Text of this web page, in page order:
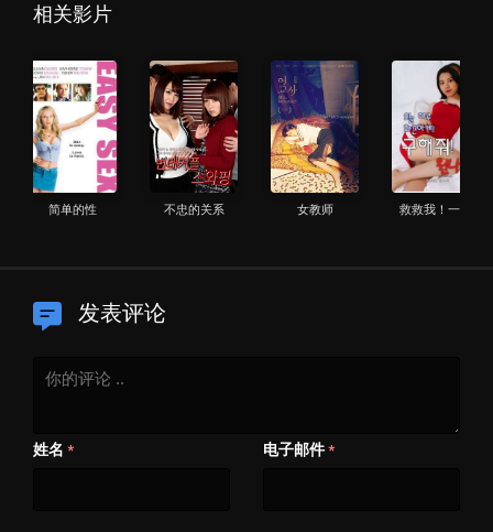
相关影片
简单的性 不忠的关系 女教师 救救我！一夜
发表评论
姓名 * 电子邮件 *